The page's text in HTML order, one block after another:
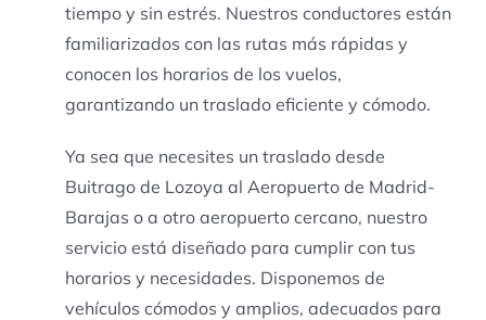
tiempo y sin estrés. Nuestros conductores están
familiarizados con las rutas más rápidas y
conocen los horarios de los vuelos,
garantizando un traslado eficiente y cómodo.
Ya sea que necesites un traslado desde
Buitrago de Lozoya al Aeropuerto de Madrid-
Barajas o a otro aeropuerto cercano, nuestro
servicio está diseñado para cumplir con tus
horarios y necesidades. Disponemos de
vehículos cómodos y amplios, adecuados para